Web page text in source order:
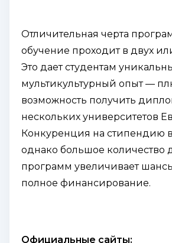
Отличительная черта
обучение проходит в двух
Это дает студентам
мультикультурный опыт —
возможность получить
нескольких университетов
Конкуренция на стипендию
однако большое количество
программ увеличивает
полное финансирование.
Официальные сайты: